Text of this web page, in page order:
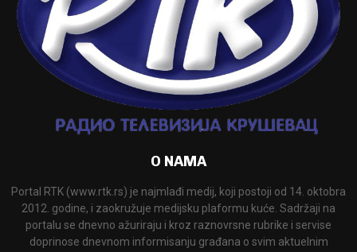
O NAMA
Portal RTK (www.rtk.rs) je najmlađi medij, koji postoji od 14. oktobra
2012. godine, i zaokružuje medijsku plaformu kuće. Sadržaji na
portalu se dnevno ažuriraju i kroz raznovrsne rubrike i servise
doprinose dnevnom informisanju građana o svim aktuelnim